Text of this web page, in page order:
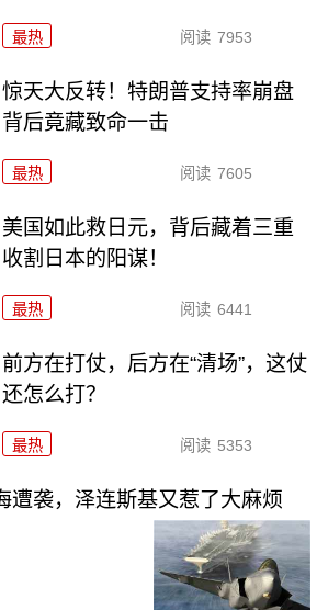
最热 阅读 7953
惊天大反转！特朗普支持率崩盘
背后竟藏致命一击
最热 阅读 7605
美国如此救日元，背后藏着三重
收割日本的阳谋！
最热 阅读 6441
前方在打仗，后方在“清场”，这仗
还怎么打？
最热 阅读 5353
遭袭，泽连斯基又惹了大麻烦